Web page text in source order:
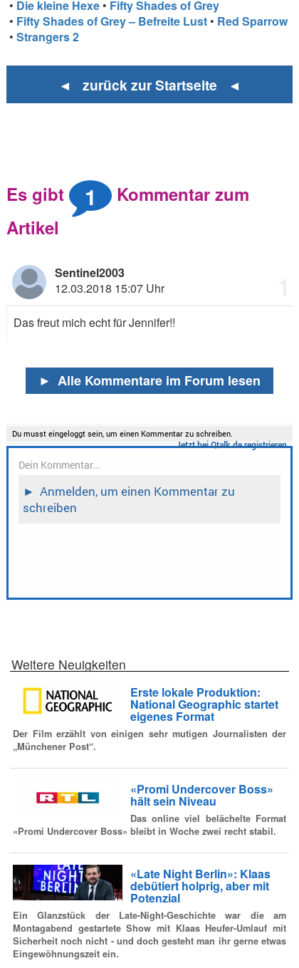
• Die kleine Hexe • Fifty Shades of Grey
• Fifty Shades of Grey – Befreite Lust • Red Sparrow
•Strangers 2
◄ zurück zur Startseite ◄
Es gibt 1
Kommentar zum
Artikel
Sentinel2003
12.03.2018 15:07 Uhr
Das freut mich echt für Jennifer!!
► Alle Kommentare im Forum lesen
Weitere Neuigkeiten
Erste lokale Produktion:
National Geographic startet
eigenes Format
Der Film erzählt von einigen sehr mutigen Journalisten der
„Münchener Post“.
«Promi Undercover Boss»
hält sein Niveau
Das online viel belächelte Format
«Promi Undercover Boss» bleibt in Woche zwei recht stabil.
«Late Night Berlin»: Klaas
debütiert holprig, aber mit
Potenzial
Ein Glanzstück der Late-Night-Geschichte war die am
Montagabend gestartete Show mit Klaas Heufer-Umlauf mit
Sicherheit noch nicht - und doch gesteht man ihr gerne etwas
Eingewöhnungszeit ein.